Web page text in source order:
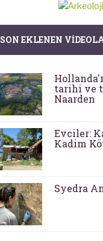
SON EKLENEN
tarihi ve
Naarden
Evciler:
Kadim
Syedra